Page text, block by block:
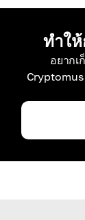
ทำใ
อยาก